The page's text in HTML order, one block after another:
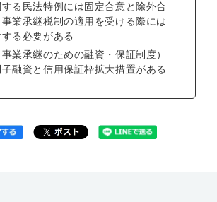
る民法特例には固定合意と除外合
業承継税制の適用を受ける際には
る必要がある
業承継のための融資・保証制度）
融資と信用保証枠拡大措置がある